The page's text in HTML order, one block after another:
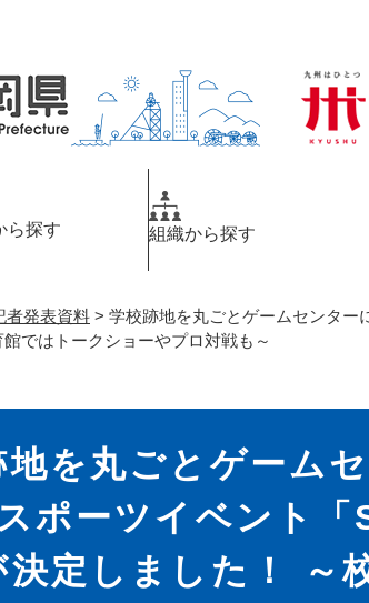
ら探す 組織から探す
者発表資料 > 学校跡地を丸ごとゲームセンター
ではトークショーやプロ対戦も～
地を丸ごとゲーム
ポーツイベント「
決定しました！ ～